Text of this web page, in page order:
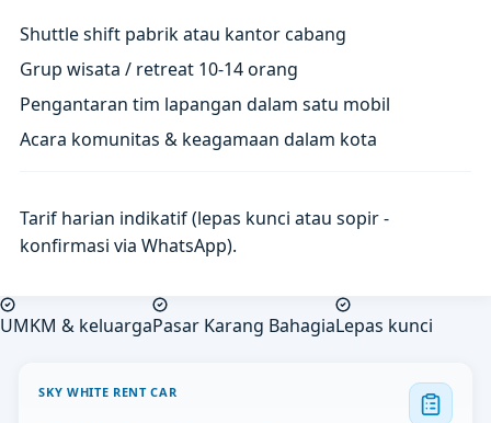
Shuttle shift pabrik atau kantor cabang
Grup wisata / retreat 10-14 orang
Pengantaran tim lapangan dalam satu mobil
Acara komunitas & keagamaan dalam kota
Tarif harian indikatif (lepas kunci atau sopir -
konfirmasi via WhatsApp).
UMKM & keluargaPasar Karang BahagiaLepas kunci
SKY WHITE RENT CAR